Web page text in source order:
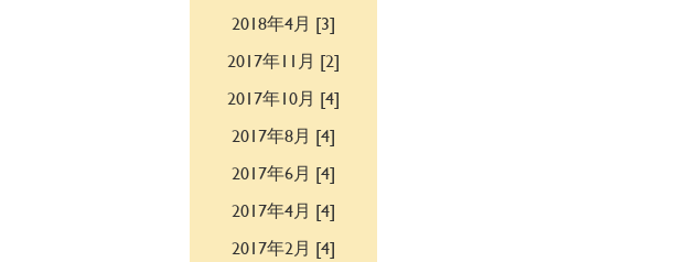
2018年4月 [3]
2017年11月 [2]
2017年10月 [4]
2017年8月 [4]
2017年6月 [4]
2017年4月 [4]
2017年2月 [4]